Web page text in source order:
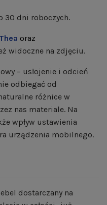
30 dni roboczych.
oraz
widoczne na zdjęciu.
– usłojenie i odcień
odbiegać od
różnice w
nas materiale. Na
wpływ ustawienia
urządzenia mobilnego.
dostarczany na